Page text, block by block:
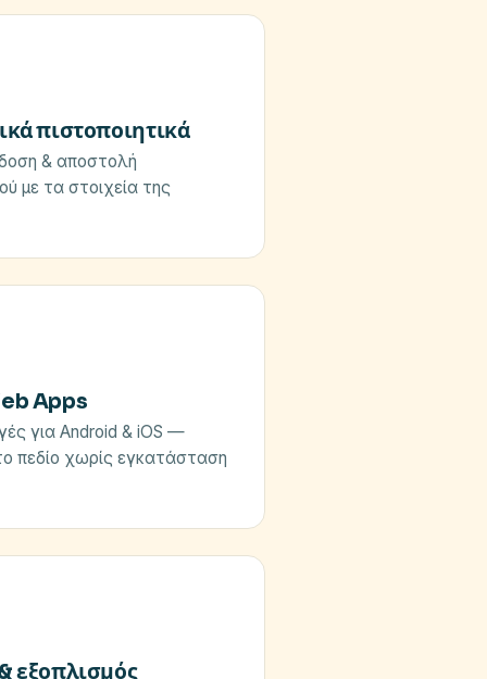
πιστοποιητικά
& αποστολή
με τα στοιχεία της
Apps
για Android & iOS —
πεδίο χωρίς εγκατάσταση
εξοπλισμός